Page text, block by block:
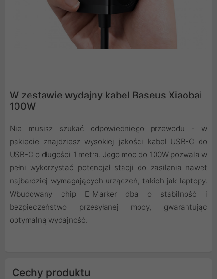
W zestawie wydajny kabel Baseus Xiaobai
100W
Nie musisz szukać odpowiedniego przewodu - w
pakiecie znajdziesz wysokiej jakości kabel USB-C do
USB-C o długości 1 metra. Jego moc do 100W pozwala w
pełni wykorzystać potencjał stacji do zasilania nawet
najbardziej wymagających urządzeń, takich jak laptopy.
Wbudowany chip E-Marker dba o stabilność i
bezpieczeństwo przesyłanej mocy, gwarantując
optymalną wydajność.
Cechy produktu